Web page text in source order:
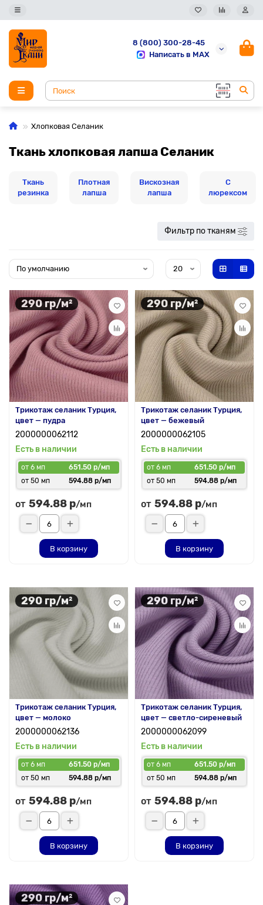
8 (800) 300-28-45
Написать в MAX
Хлопковая Селаник
Ткань хлопковая лапша Селаник
Ткань
резинка
Плотная
лапша
Вискозная
лапша
С
люрексом
Фильтр по тканям
290 гр/м²
Трикотаж селаник Турция,
цвет — пудра
2000000062112
Есть в наличии
от 6 мп
651.50 р/мп
от 50 мп
594.88 р/мп
от 594.88 р/мп
В корзину
290 гр/м²
Трикотаж селаник Турция,
цвет — бежевый
2000000062105
Есть в наличии
от 6 мп
651.50 р/мп
от 50 мп
594.88 р/мп
от 594.88 р/мп
В корзину
290 гр/м²
Трикотаж селаник Турция,
цвет — молоко
2000000062136
Есть в наличии
от 6 мп
651.50 р/мп
от 50 мп
594.88 р/мп
от 594.88 р/мп
В корзину
290 гр/м²
Трикотаж селаник Турция,
цвет — светло-сиреневый
2000000062099
Есть в наличии
от 6 мп
651.50 р/мп
от 50 мп
594.88 р/мп
от 594.88 р/мп
В корзину
290 гр/м²